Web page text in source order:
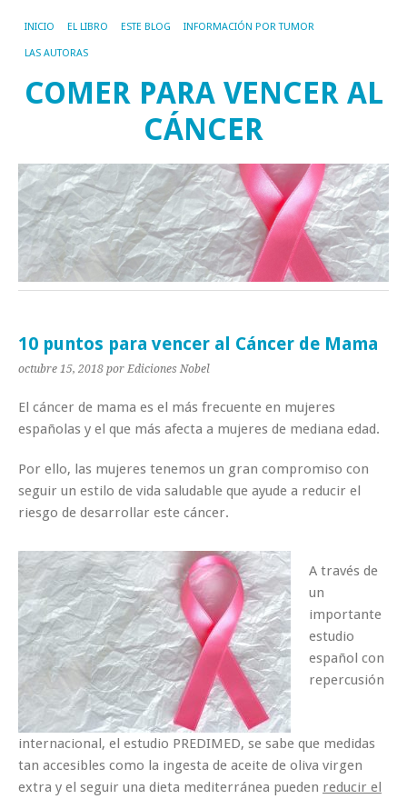
INICIO EL LIBRO ESTE BLOG INFORMACIÓN POR TUMOR
LAS AUTORAS
COMER PARA VENCER AL
CÁNCER
10 puntos para vencer al Cáncer de Mama
octubre 15, 2018 por Ediciones Nobel
El cáncer de mama es el más frecuente en mujeres
españolas y el que más afecta a mujeres de mediana edad.
Por ello, las mujeres tenemos un gran compromiso con
seguir un estilo de vida saludable que ayude a reducir el
riesgo de desarrollar este cáncer.
A través de
un
importante
estudio
español con
repercusión
internacional, el estudio PREDIMED, se sabe que medidas
tan accesibles como la ingesta de aceite de oliva virgen
extra y el seguir una dieta mediterránea pueden reducir el